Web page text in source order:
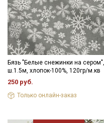
Бязь "Белые снежинки на сером",
ш.1.5м, хлопок-100%, 120гр/м.кв
250 руб.
Только онлайн-заказ